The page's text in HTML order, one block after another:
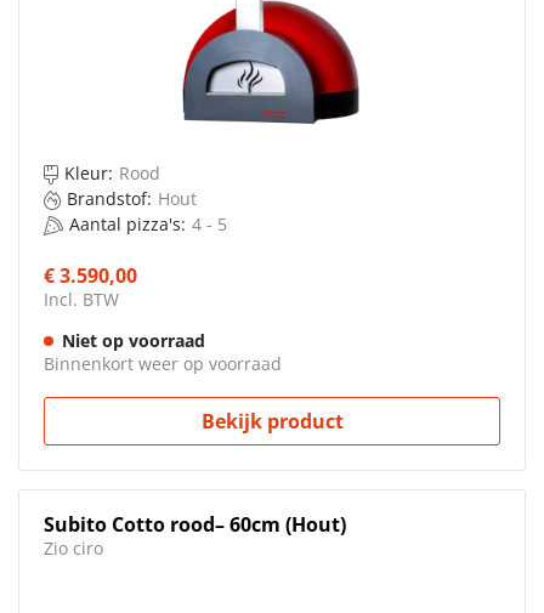
Kleur: Rood
Brandstof: Hout
Aantal pizza's: 4 - 5
€ 3.590,00
Incl. BTW
Niet op voorraad
Binnenkort weer op voorraad
Bekijk product
Subito Cotto rood– 60cm (Hout)
Zio ciro